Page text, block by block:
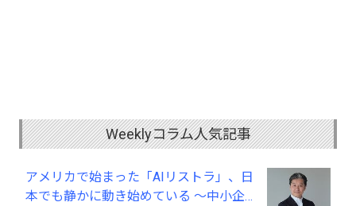
Weeklyコラム人気記事
アメリカで始まった「AIリストラ」、日
本でも静かに動き始めている ～中小企